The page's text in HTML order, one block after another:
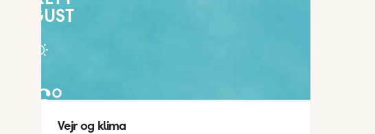
AUGUST
26°Vejr og klima